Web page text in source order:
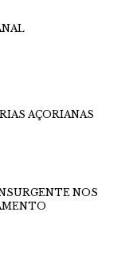
AÇORIANAS
NOS